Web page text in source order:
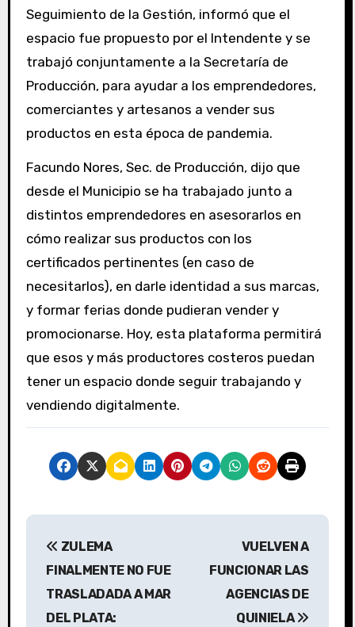
Seguimiento de la Gestión, informó que el
espacio fue propuesto por el Intendente y se
trabajó conjuntamente a la Secretaría de
Producción, para ayudar a los emprendedores,
comerciantes y artesanos a vender sus
productos en esta época de pandemia.
Facundo Nores, Sec. de Producción, dijo que
desde el Municipio se ha trabajado junto a
distintos emprendedores en asesorarlos en
cómo realizar sus productos con los
certificados pertinentes (en caso de
necesitarlos), en darle identidad a sus marcas,
y formar ferias donde pudieran vender y
promocionarse. Hoy, esta plataforma permitirá
que esos y más productores costeros puedan
tener un espacio donde seguir trabajando y
vendiendo digitalmente.
N
ZULEMA
FINALMENTE NO FUE
TRASLADADA A MAR
DEL PLATA:
VUELVEN A
FUNCIONAR LAS
AGENCIAS DE
QUINIELA